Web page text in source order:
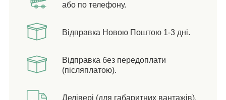
або по телефону.
Відправка Новою Поштою 1-3 дні.
Відправка без передоплати
(післяплатою).
Делівері (для габаритних вантажів).